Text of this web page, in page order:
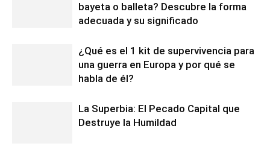
bayeta o balleta? Descubre la forma
adecuada y su significado
¿Qué es el 1 kit de supervivencia para
una guerra en Europa y por qué se
habla de él?
La Superbia: El Pecado Capital que
Destruye la Humildad